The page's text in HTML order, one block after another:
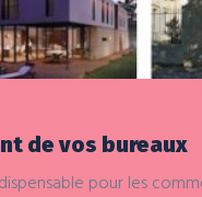
de vos bureaux
pour les